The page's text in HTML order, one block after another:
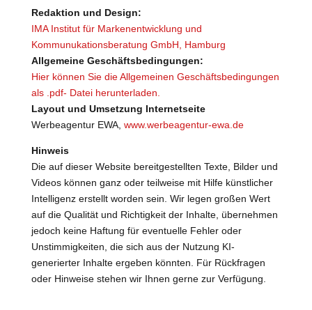
Redaktion und Design:
IMA Institut für Markenentwicklung und
Kommunukationsberatung GmbH, Hamburg
Allgemeine Geschäftsbedingungen:
Hier können Sie die Allgemeinen Geschäftsbedingungen
als .pdf- Datei herunterladen.
Layout und Umsetzung Internetseite
Werbeagentur EWA, www.werbeagentur-ewa.de
Hinweis
Die auf dieser Website bereitgestellten Texte, Bilder und
Videos können ganz oder teilweise mit Hilfe künstlicher
Intelligenz erstellt worden sein. Wir legen großen Wert
auf die Qualität und Richtigkeit der Inhalte, übernehmen
jedoch keine Haftung für eventuelle Fehler oder
Unstimmigkeiten, die sich aus der Nutzung KI-
generierter Inhalte ergeben könnten. Für Rückfragen
oder Hinweise stehen wir Ihnen gerne zur Verfügung.